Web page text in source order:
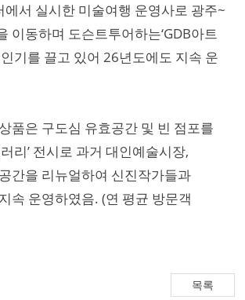
에서 실시한 미술여행 운영사로 광주~
이동하며 도슨트투어하는‘GDB아트
기를 끌고 있어 26년도에도 지속 운
품은 구도심 유효공간 및 빈 점포를
리’ 전시로 과거 대인예술시장,
간을 리뉴얼하여 신진작가들과
속 운영하였음. (연 평균 방문객
목록